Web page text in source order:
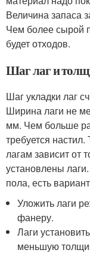
Величина запаса
Чем более сырой
будет отходов.
Шаг лаг и
Шаг укладки лаг
Ширина лаги не
мм. Чем больше
требуется
лагам зависит от
установлены
пола, есть
Уложить лаги
фанеру.
Лаги
меньшую